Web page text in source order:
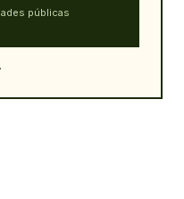
públicas